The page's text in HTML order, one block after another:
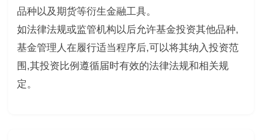
品种以及期货等衍生金融工具。
如法律法规或监管机构以后允许基金投资其他品种,
基金管理人在履行适当程序后,可以将其纳入投资范
围,其投资比例遵循届时有效的法律法规和相关规
定。